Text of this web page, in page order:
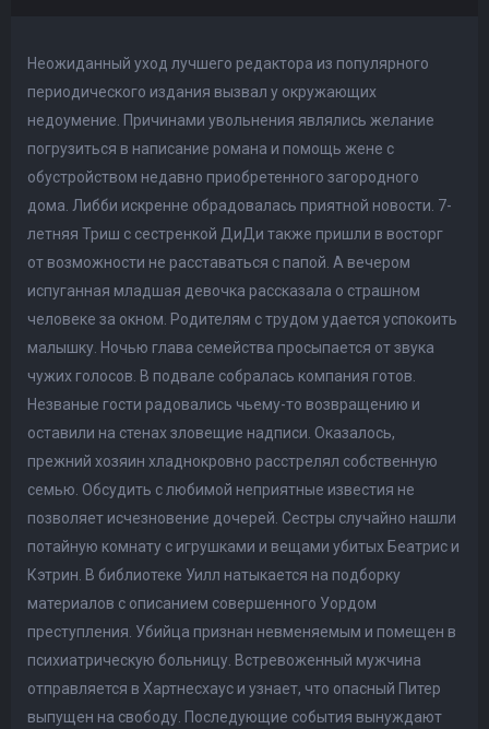
Неожиданный уход лучшего редактора из популярного
периодического издания вызвал у окружающих
недоумение. Причинами увольнения являлись желание
погрузиться в написание романа и помощь жене с
обустройством недавно приобретенного загородного
дома. Либби искренне обрадовалась приятной новости. 7-
летняя Триш с сестренкой ДиДи также пришли в восторг
от возможности не расставаться с папой. А вечером
испуганная младшая девочка рассказала о страшном
человеке за окном. Родителям с трудом удается успокоить
малышку. Ночью глава семейства просыпается от звука
чужих голосов. В подвале собралась компания готов.
Незваные гости радовались чьему-то возвращению и
оставили на стенах зловещие надписи. Оказалось,
прежний хозяин хладнокровно расстрелял собственную
семью. Обсудить с любимой неприятные известия не
позволяет исчезновение дочерей. Сестры случайно нашли
потайную комнату с игрушками и вещами убитых Беатрис и
Кэтрин. В библиотеке Уилл натыкается на подборку
материалов с описанием совершенного Уордом
преступления. Убийца признан невменяемым и помещен в
психиатрическую больницу. Встревоженный мужчина
отправляется в Хартнесхаус и узнает, что опасный Питер
выпущен на свободу. Последующие события вынуждают